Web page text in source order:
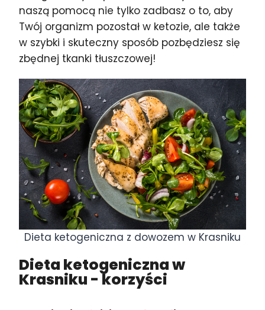
naszą pomocą nie tylko zadbasz o to, aby
Twój organizm pozostał w ketozie, ale także
w szybki i skuteczny sposób pozbędziesz się
zbędnej tkanki tłuszczowej!
Dieta ketogeniczna z dowozem w Krasniku
Dieta ketogeniczna w
Krasniku - korzyści